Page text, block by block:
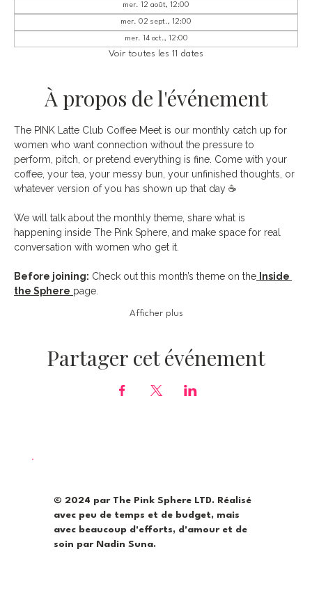
mer. 12 août, 12:00
mer. 02 sept., 12:00
mer. 14 oct., 12:00
Voir toutes les 11 dates
À propos de l'événement
The PINK Latte Club Coffee Meet is our monthly catch up for
women who want connection without the pressure to
perform, pitch, or pretend everything is fine. Come with your
coffee, your tea, your messy bun, your unfinished thoughts, or
whatever version of you has shown up that day ☕️
We will talk about the monthly theme, share what is
happening inside The Pink Sphere, and make space for real
conversation with women who get it.
Before joining: Check out this month’s theme on the Inside
the Sphere page.
Afficher plus
Partager cet événement
© 2024 par The Pink Sphere LTD. Réalisé
avec peu de temps et de budget, mais
avec beaucoup d'efforts, d'amour et de
soin par Nadin Suna.